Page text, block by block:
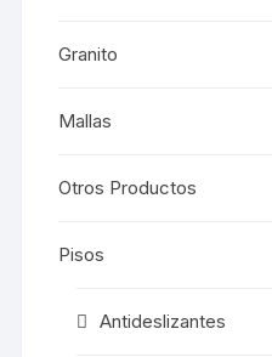
Granito
Mallas
Otros Productos
Pisos
Antideslizantes